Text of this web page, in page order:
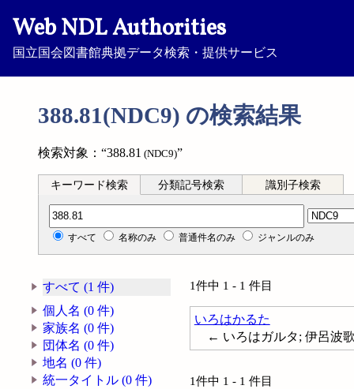
Web NDL Authorities
国立国会図書館典拠データ検索・提供サービス
388.81(NDC9) の検索結果
検索対象：“388.81 (NDC9)”
キーワード検索 分類記号検索 識別子検索
分類記号検索
すべて 名称のみ 普通件名のみ ジャンルのみ
すべて (1 件)
個人名 (0 件)
家族名 (0 件)
団体名 (0 件)
地名 (0 件)
統一タイトル (0 件)
1件中 1 - 1 件目
いろはかるた
← いろはガルタ; 伊呂波
1件中 1 - 1 件目